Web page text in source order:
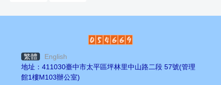
繁體
English
地址：411030臺中市太平區坪林里中山路二段 57號(管理
館1樓M103辦公室)